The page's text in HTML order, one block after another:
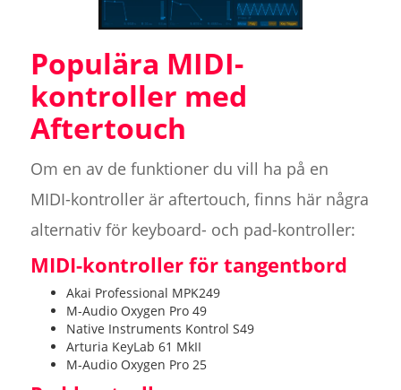
Populära MIDI-
kontroller med
Aftertouch
Om en av de funktioner du vill ha på en
MIDI-kontroller är aftertouch, finns här några
alternativ för keyboard- och pad-kontroller:
MIDI-kontroller för tangentbord
Akai Professional MPK249
M-Audio Oxygen Pro 49
Native Instruments Kontrol S49
Arturia KeyLab 61 MkII
M-Audio Oxygen Pro 25